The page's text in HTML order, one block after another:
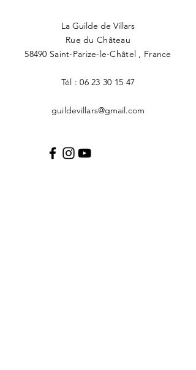
La Guilde de Villars
Rue du Château
58490 Saint-Parize-le-Châtel , France
Tél :06 23 30 15 47
guildevillars@gmail.com